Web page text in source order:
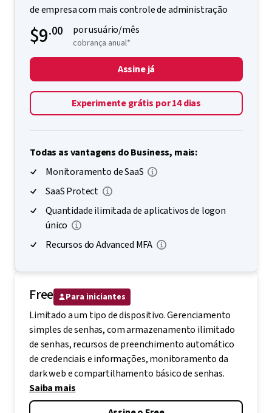
de empresa com mais controle de administração
$9.00 por usuário/mês
cobrança anual*
Assine já
Experimente grátis por 14 dias
Todas as vantagens do Business, mais:
Monitoramento de SaaS
SaaS Protect
Quantidade ilimitada de aplicativos de logon
único
Recursos do Advanced MFA
Free Para iniciantes
Limitado a um tipo de dispositivo. Gerenciamento
simples de senhas, com armazenamento ilimitado
de senhas, recursos de preenchimento automático
de credenciais e informações, monitoramento da
dark web e compartilhamento básico de senhas.
Saiba mais